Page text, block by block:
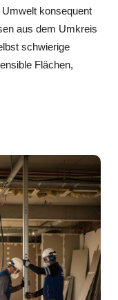
konsequent
aus dem Umkreis
schwierige
Flächen,